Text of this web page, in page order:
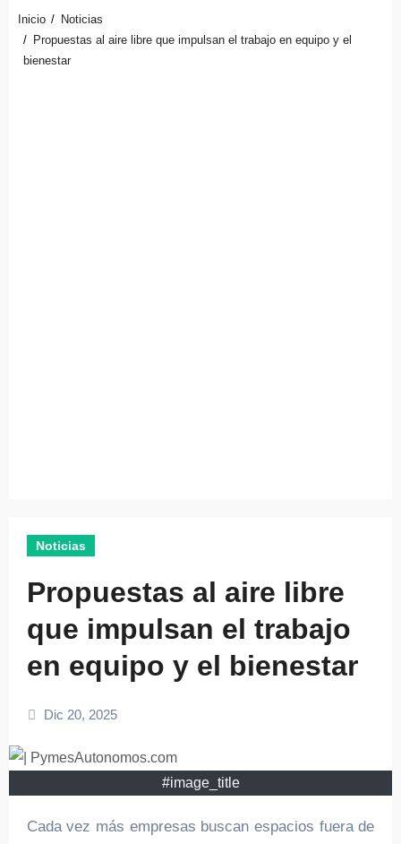
Inicio
Noticias
Propuestas al aire libre que impulsan el trabajo en equipo y el
bienestar
Noticias
Propuestas al aire libre
que impulsan el trabajo
en equipo y el bienestar
Dic 20, 2025
#image_title
Cada vez más empresas buscan espacios fuera de